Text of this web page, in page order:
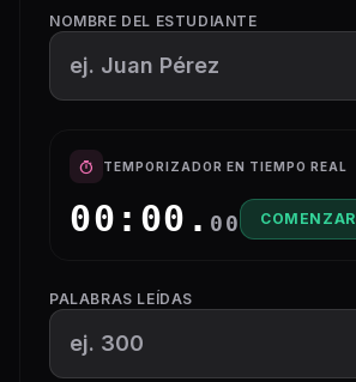
NOMBRE DEL ESTUDIANTE
timer TEMPORIZADOR EN TIEMPO REAL
00:00. 00 COMENZAR
PALABRAS LEÍDAS